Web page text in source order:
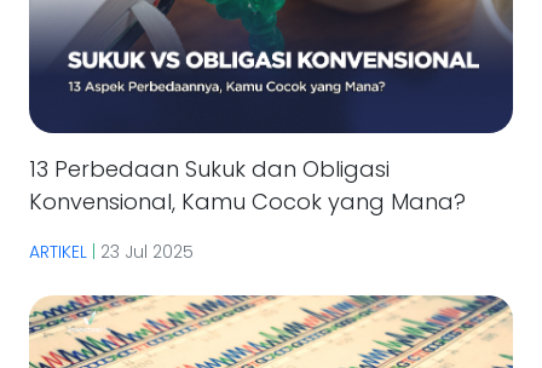
13 Perbedaan Sukuk dan Obligasi
Konvensional, Kamu Cocok yang Mana?
ARTIKEL | 23 Jul 2025